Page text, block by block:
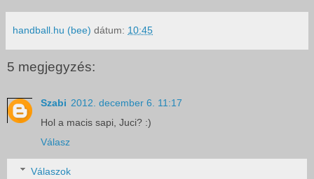
handball.hu (bee) dátum: 10:45
5 megjegyzés:
Szabi 2012. december 6. 11:17
Hol a macis sapi, Juci? :)
Válasz
Válaszok